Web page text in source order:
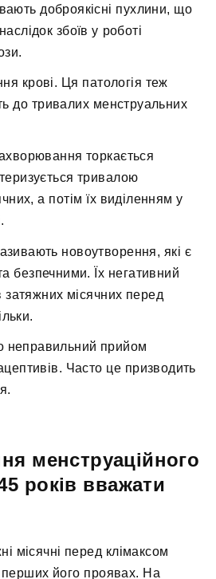
доброякісні пухлини, що
збоїв у роботі
крові. Ця патологія теж
до тривалих менструальних
торкається
тривалою
а потім їх виділенням у
новоутворення, які є
безпечними. Їх негативний
затяжних місячних перед
неправильний прийом
Часто це призводить
менструаційного
років вважати
місячні перед клімаксом
його проявах. На